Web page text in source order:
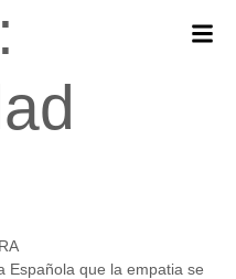
Española que la empatia se